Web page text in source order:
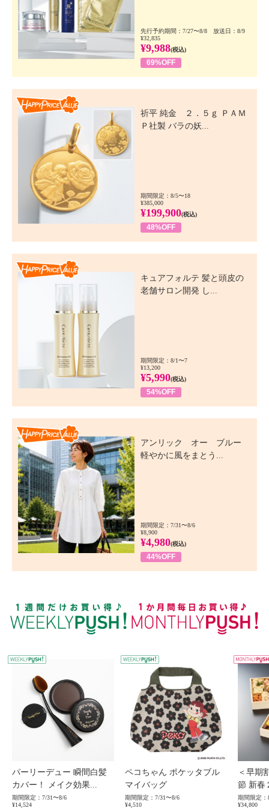
先行予約期間：7/27〜8/8 放送日：8/9
¥32,835
¥9,988(税込)
69%OFF
祈平 純金 ２．５ｇ ＰＡＭ
Ｐ社製 バラの妖...
期間限定：8/5〜18
¥385,000
¥199,900(税込)
48%OFF
キュアフォルテ 髪と頭皮の
老舗サロン開発 し...
期間限定：8/1〜7
¥13,200
¥5,990(税込)
54%OFF
アンリック オー ブルー
軽やかに風をまとう...
期間限定：7/31〜8/6
¥8,900
¥4,980(税込)
44%OFF
WEEKLY PUSH
パーリーデュー 瞬間白髪
カバー！ メイク効果...
期間限定：7/31〜8/6
¥14,524
ペコちゃん ポケッタブル
マイバッグ
期間限定：7/31〜8/6
¥4,510
＜早期
節 新春
期間限定：
¥34,800